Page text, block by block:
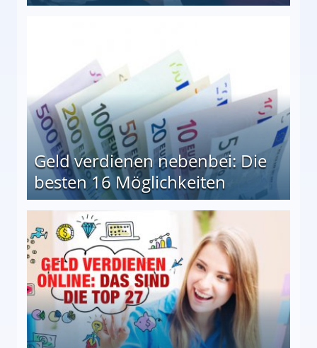
Geld verdienen nebenbei: Die
besten 16 Möglichkeiten